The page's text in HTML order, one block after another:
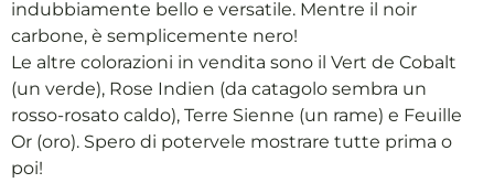
indubbiamente bello e versatile. Mentre il noir
carbone, è semplicemente nero!
Le altre colorazioni in vendita sono il Vert de Cobalt
(un verde), Rose Indien (da catagolo sembra un
rosso-rosato caldo), Terre Sienne (un rame) e Feuille
Or (oro). Spero di potervele mostrare tutte prima o
poi!